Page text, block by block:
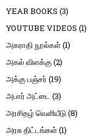
YEAR BOOKS (3)
YOUTUBE VIDEOS (1)
அகராதி நூல்கள்(1)
அகல் விளக்கு(2)
அக்கு பஞ்சர் (19)
அபார் அட்டை (3)
அரசிதழ் வெளியீடு(8)
அரசு திட்டங்கள்(1)